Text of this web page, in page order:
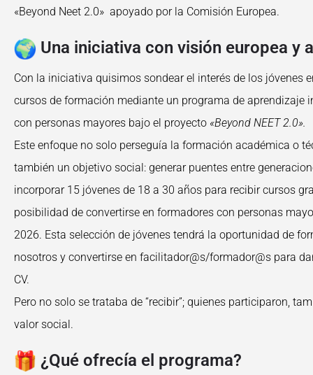
«Beyond Neet 2.0» apoyado por la Comisión Europea.
Una iniciativa con visión europea y
Con la iniciativa quisimos sondear el interés de los jóvenes
cursos de formación mediante un programa de aprendizaje
con personas mayores bajo el proyecto «Beyond NEET 2.0».
Este enfoque no solo perseguía la formación académica o
también un objetivo social: generar puentes entre
incorporar 15 jóvenes de 18 a 30 años para recibir cursos
posibilidad de convertirse en formadores con personas
2026. Esta selección de jóvenes tendrá la oportunidad de
nosotros y convertirse en facilitador@s/formador@s para
CV.
Pero no solo se trataba de “recibir”; quienes participaron,
valor social.
¿Qué ofrecía el programa?